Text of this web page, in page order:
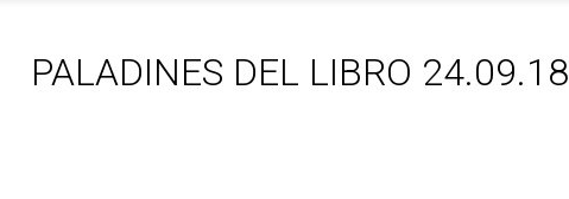
PALADINES DEL LIBRO 24.09.18